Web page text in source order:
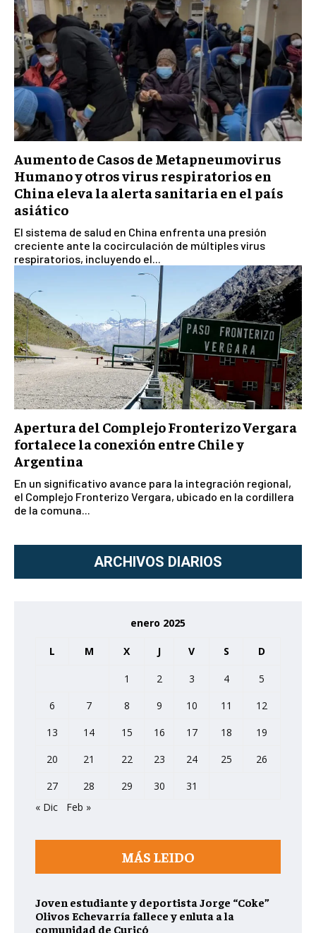
Aumento de Casos de Metapneumovirus
Humano y otros virus respiratorios en
China eleva la alerta sanitaria en el país
asiático
El sistema de salud en China enfrenta una presión
creciente ante la cocirculación de múltiples virus
respiratorios, incluyendo el...
Apertura del Complejo Fronterizo Vergara
fortalece la conexión entre Chile y
Argentina
En un significativo avance para la integración regional,
el Complejo Fronterizo Vergara, ubicado en la cordillera
de la comuna...
ARCHIVOS DIARIOS
enero 2025
L M X J V S D
1 2 3 4
5
6
7 8 9 10 11
12
13
14 15 16 17 18
19
20
21 22 23 24 25
26
27
28 29 30
31
« Dic
Feb »
MÁS LEIDO
Joven estudiante y deportista Jorge “Coke”
Olivos Echevarría fallece y enluta a la
comunidad de Curicó